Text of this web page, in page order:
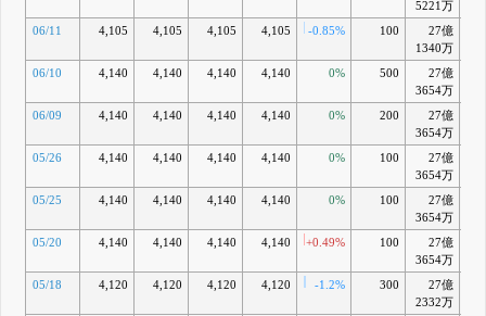
5221万
06/11 4,105 4,105 4,105 4,105 -0.85% 100
27億
1340万
06/10 4,140 4,140 4,140 4,140 0% 500
27億
3654万
06/09 4,140 4,140 4,140 4,140 0% 200
27億
3654万
05/26 4,140 4,140 4,140 4,140 0% 100
27億
3654万
05/25 4,140 4,140 4,140 4,140 0% 100
27億
3654万
05/20 4,140 4,140 4,140 4,140 +0.49% 100
27億
3654万
05/18 4,120 4,120 4,120 4,120 -1.2% 300
27億
2332万